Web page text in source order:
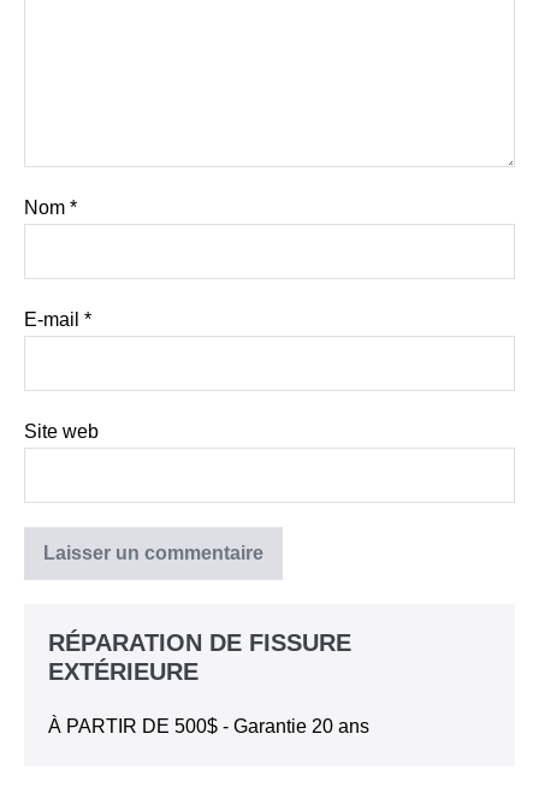
Nom *
E-mail *
Site web
RÉPARATION DE FISSURE
EXTÉRIEURE
À PARTIR DE 500$ - Garantie 20 ans